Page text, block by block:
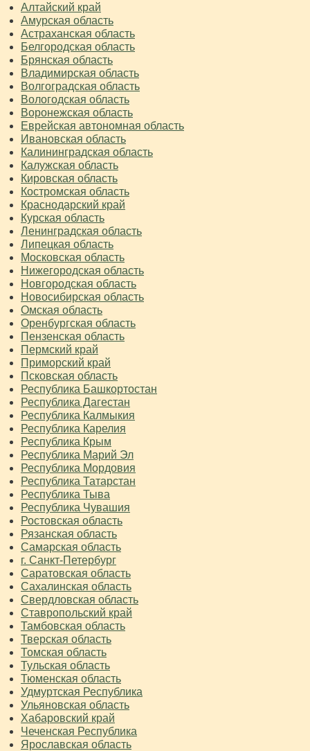
Алтайский край
Амурская область
Астраханская область
Белгородская область
Брянская область
Владимирская область
Волгоградская область
Вологодская область
Воронежская область
Еврейская автономная область
Ивановская область
Калининградская область
Калужская область
Кировская область
Костромская область
Краснодарский край
Курская область
Ленинградская область
Липецкая область
Московская область
Нижегородская область
Новгородская область
Новосибирская область
Омская область
Оренбургская область
Пензенская область
Пермский край
Приморский край
Псковская область
Республика Башкортостан
Республика Дагестан
Республика Калмыкия
Республика Карелия
Республика Крым
Республика Марий Эл
Республика Мордовия
Республика Татарстан
Республика Тыва
Республика Чувашия
Ростовская область
Рязанская область
Самарская область
г. Санкт-Петербург
Саратовская область
Сахалинская область
Свердловская область
Ставропольский край
Тамбовская область
Тверская область
Томская область
Тульская область
Тюменская область
Удмуртская Республика
Ульяновская область
Хабаровский край
Чеченская Республика
Ярославская область